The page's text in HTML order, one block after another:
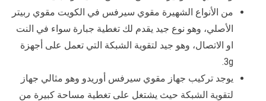
من الأنواع الشهيرة مقوي سيرفس في الكويت مقوي ربيتر
الأصلي، وهو نوع جيد يقدم لك تغطية جبارة سواء في النت
او الاتصال، وهو جيد لتقوية الشبكة التي تعمل على أجهزة
3g.
يوجد تركيب جهاز مقوي سيرفس أوريدو وهو مثالي جهاز
لتقوية الشبكة حيث يشتغل على تغطية مساحة كبيرة من